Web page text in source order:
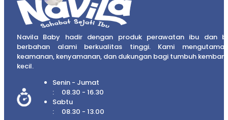
Navila Baby hadir dengan produk perawatan ibu dan
berbahan alami berkualitas tinggi. Kami
keamanan, kenyamanan, dan dukungan bagi tumbuh
kecil.
Senin - Jumat
08.30 - 16.30
Sabtu
08.30 - 13.00